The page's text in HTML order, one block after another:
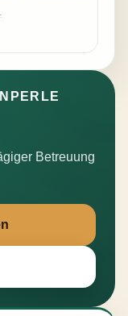
Betreuung